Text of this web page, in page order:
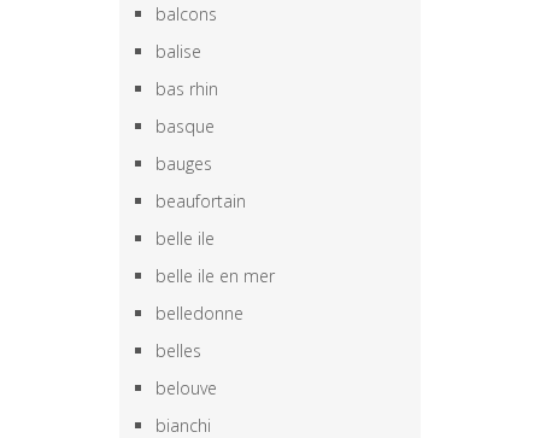
balcons
balise
bas rhin
basque
bauges
beaufortain
belle ile
belle ile en mer
belledonne
belles
belouve
bianchi